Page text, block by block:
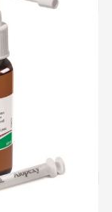
mit Beratung
Versandkosten